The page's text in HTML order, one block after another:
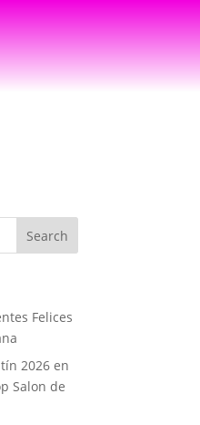
Felices
2026 en
Salon de